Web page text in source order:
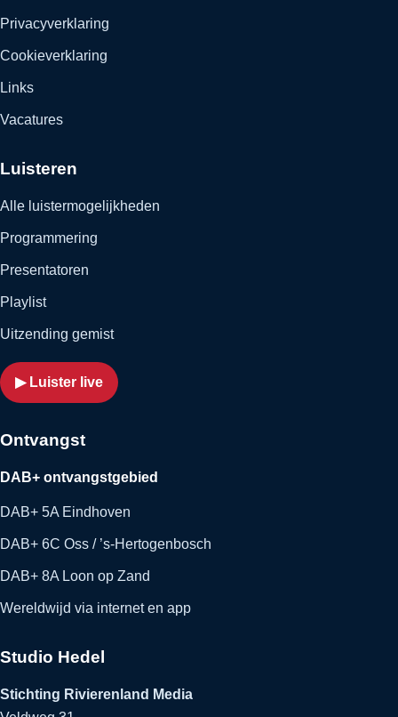
Privacyverklaring
Cookieverklaring
Links
Vacatures
Luisteren
Alle luistermogelijkheden
Programmering
Presentatoren
Playlist
Uitzending gemist
▶ Luister live
Ontvangst
DAB+ ontvangstgebied
DAB+ 5A Eindhoven
DAB+ 6C Oss / ’s-Hertogenbosch
DAB+ 8A Loon op Zand
Wereldwijd via internet en app
Studio Hedel
Stichting Rivierenland Media